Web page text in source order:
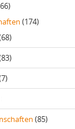
(174)
(85)